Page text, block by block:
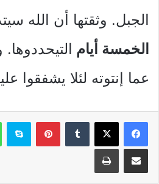
الجبل. وثقتها أن الله
الخمسة أيام
عما إنتوته لئلا يشفقوا
بينتيريست
مشاركة عبر البريد طباعة